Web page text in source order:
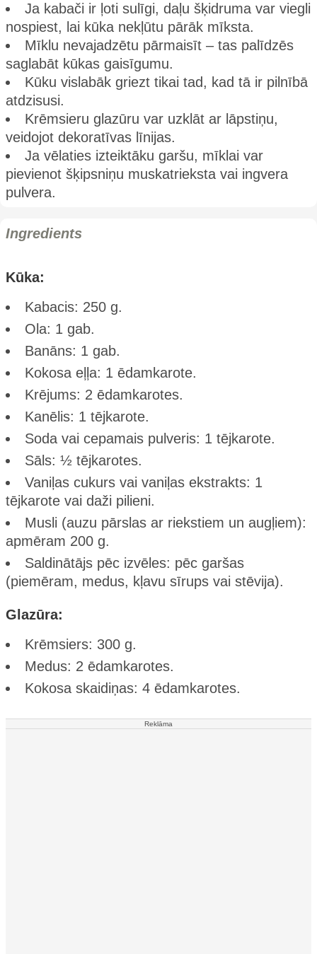
Ja kabači ir ļoti sulīgi, daļu šķidruma var viegli
nospiest, lai kūka nekļūtu pārāk mīksta.
Mīklu nevajadzētu pārmaisīt – tas palīdzēs
saglabāt kūkas gaisīgumu.
Kūku vislabāk griezt tikai tad, kad tā ir pilnībā
atdzisusi.
Krēmsieru glazūru var uzklāt ar lāpstiņu,
veidojot dekoratīvas līnijas.
Ja vēlaties izteiktāku garšu, mīklai var
pievienot šķipsniņu muskatrieksta vai ingvera
pulvera.
Ingredients
Kūka:
Kabacis: 250 g.
Ola: 1 gab.
Banāns: 1 gab.
Kokosa eļļa: 1 ēdamkarote.
Krējums: 2 ēdamkarotes.
Kanēlis: 1 tējkarote.
Soda vai cepamais pulveris: 1 tējkarote.
Sāls: ½ tējkarotes.
Vaniļas cukurs vai vaniļas ekstrakts: 1
tējkarote vai daži pilieni.
Musli (auzu pārslas ar riekstiem un augļiem):
apmēram 200 g.
Saldinātājs pēc izvēles: pēc garšas
(piemēram, medus, kļavu sīrups vai stēvija).
Glazūra:
Krēmsiers: 300 g.
Medus: 2 ēdamkarotes.
Kokosa skaidiņas: 4 ēdamkarotes.
Reklāma